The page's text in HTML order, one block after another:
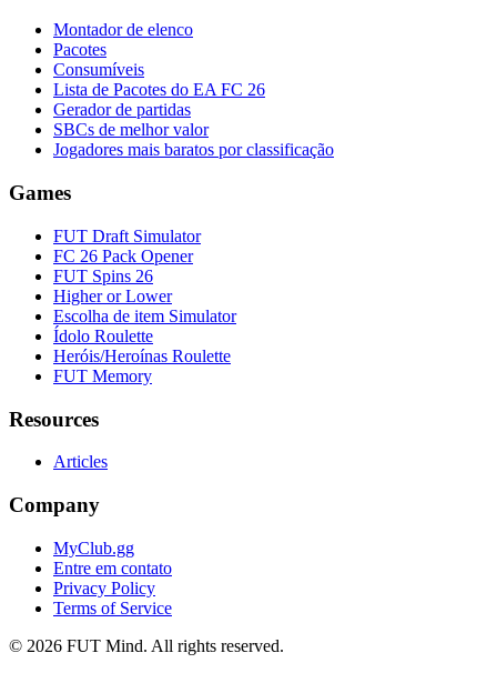
Montador de elenco
Pacotes
Consumíveis
Lista de Pacotes do EA FC 26
Gerador de partidas
SBCs de melhor valor
Jogadores mais baratos por classificação
Games
FUT Draft Simulator
FC 26 Pack Opener
FUT Spins 26
Higher or Lower
Escolha de item Simulator
Ídolo Roulette
Heróis/Heroínas Roulette
FUT Memory
Resources
Articles
Company
MyClub.gg
Entre em contato
Privacy Policy
Terms of Service
© 2026 FUT Mind. All rights reserved.